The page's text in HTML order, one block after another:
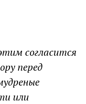
согласится
перед
или